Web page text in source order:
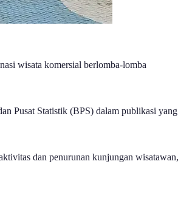
wisata komersial berlomba-lomba
Pusat Statistik (BPS) dalam publikasi yang
dan penurunan kunjungan wisatawan,